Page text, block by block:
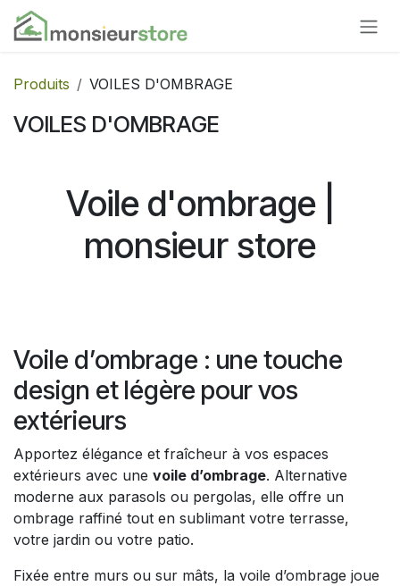
Se rendre au contenu
Produits VOILES D'OMBRAGE
VOILES D'OMBRAGE
Voile d'ombrage |
monsieur store
Voile d’ombrage : une touche
design et légère pour vos
extérieurs
Apportez élégance et fraîcheur à vos espaces
extérieurs avec une voile d’ombrage. Alternative
moderne aux parasols ou pergolas, elle offre un
ombrage raffiné tout en sublimant votre terrasse,
votre jardin ou votre patio.
Fixée entre murs ou sur mâts, la voile d’ombrage joue